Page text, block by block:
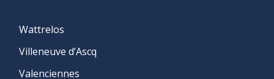
Wattrelos
Villeneuve d’Ascq
Valenciennes